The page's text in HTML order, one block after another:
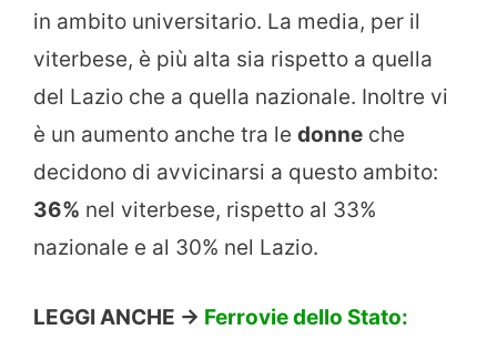
in ambito universitario. La media, per il
viterbese, è più alta sia rispetto a quella
del Lazio che a quella nazionale. Inoltre vi
è un aumento anche tra le donne che
decidono di avvicinarsi a questo ambito:
36% nel viterbese, rispetto al 33%
nazionale e al 30% nel Lazio.
LEGGI ANCHE -> Ferrovie dello Stato: